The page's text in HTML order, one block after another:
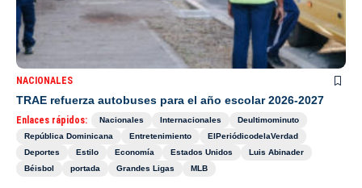
NACIONALES
TRAE refuerza autobuses para el año escolar 2026-2027
Enlaces rápidos: Nacionales Internacionales
Deultimominuto
República Dominicana
Entretenimiento
ElPeriódicodelaVerdad
Deportes
Estilo Economía Estados Unidos
Luis Abinader
Béisbol
portada Grandes Ligas MLB